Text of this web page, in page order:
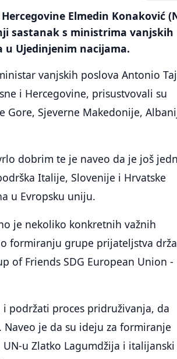
Elmedin Konaković
sastanak s ministrima vanjskih
u Ujedinjenim nacijama.
vanjskih poslova Antonio
i Hercegovine, prisustvovali su
Gore, Sjeverne Makedonije,
dobrim te je naveo da je još
Italije, Slovenije i Hrvatske
u Evropsku uniju.
je nekoliko konkretnih važnih
formiranju grupe prijateljstva
of Friends SDG European Union -
podržati proces pridruživanja, da
je da su ideju za formiranje
u Zlatko Lagumdžija i italijanski